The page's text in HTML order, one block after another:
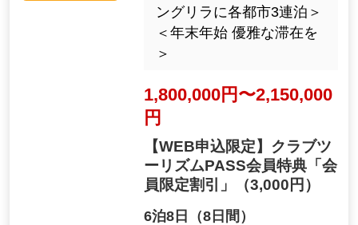
ングリラに各都市3連泊＞
＜年末年始 優雅な滞在を
＞
1,800,000円〜2,150,000
円
【WEB申込限定】クラブツ
ーリズムPASS会員特典「会
員限定割引」
（3,000円）
6泊8日（8日間）